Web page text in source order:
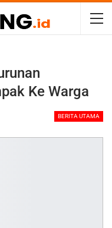
Ke Warga
BERITA UTAMA